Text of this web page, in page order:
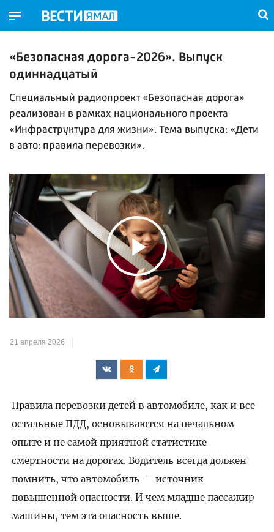
«Безопасная дорога-2026». Выпуск
одиннадцатый
Специальный радиопроект «Безопасная дорога»
реализован в рамках национального проекта
«Инфраструктура для жизни». Тема выпуска: «Дети
в авто: правила перевозки».
Play
21 апреля 2026
Правила перевозки детей в автомобиле, как и все
остальные ПДД, основываются на печальном
опыте и не самой приятной статистике
смертности на дорогах. Водитель всегда должен
помнить, что автомобиль — источник
повышенной опасности. И чем младше пассажир
машины, тем эта опасность выше.